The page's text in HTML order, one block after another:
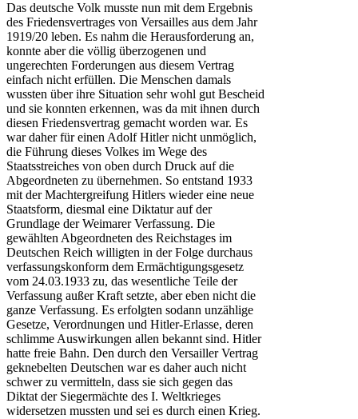
Das deutsche Volk musste nun mit dem Ergebnis
des Friedensvertrages von Versailles aus dem Jahr
1919/20 leben. Es nahm die Herausforderung an,
konnte aber die völlig überzogenen und
ungerechten Forderungen aus diesem Vertrag
einfach nicht erfüllen. Die Menschen damals
wussten über ihre Situation sehr wohl gut Bescheid
und sie konnten erkennen, was da mit ihnen durch
diesen Friedensvertrag gemacht worden war. Es
war daher für einen Adolf Hitler nicht unmöglich,
die Führung dieses Volkes im Wege des
Staatsstreiches von oben durch Druck auf die
Abgeordneten zu übernehmen. So entstand 1933
mit der Machtergreifung Hitlers wieder eine neue
Staatsform, diesmal eine Diktatur auf der
Grundlage der Weimarer Verfassung. Die
gewählten Abgeordneten des Reichstages im
Deutschen Reich willigten in der Folge durchaus
verfassungskonform dem Ermächtigungsgesetz
vom 24.03.1933 zu, das wesentliche Teile der
Verfassung außer Kraft setzte, aber eben nicht die
ganze Verfassung. Es erfolgten sodann unzählige
Gesetze, Verordnungen und Hitler-Erlasse, deren
schlimme Auswirkungen allen bekannt sind. Hitler
hatte freie Bahn. Den durch den Versailler Vertrag
geknebelten Deutschen war es daher auch nicht
schwer zu vermitteln, dass sie sich gegen das
Diktat der Siegermächte des I. Weltkrieges
widersetzen mussten und sei es durch einen Krieg.